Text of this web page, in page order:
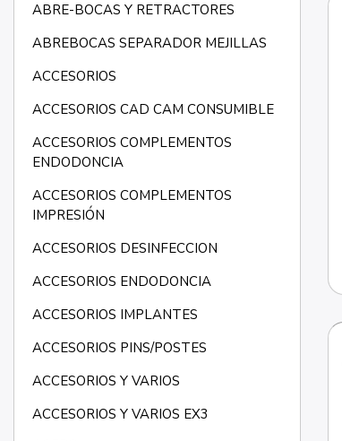
ABRE-BOCAS Y RETRACTORES
ABREBOCAS SEPARADOR MEJILLAS
ACCESORIOS
ACCESORIOS CAD CAM CONSUMIBLE
ACCESORIOS COMPLEMENTOS
ENDODONCIA
ACCESORIOS COMPLEMENTOS
IMPRESIÓN
ACCESORIOS DESINFECCION
ACCESORIOS ENDODONCIA
ACCESORIOS IMPLANTES
ACCESORIOS PINS/POSTES
ACCESORIOS Y VARIOS
ACCESORIOS Y VARIOS EX3